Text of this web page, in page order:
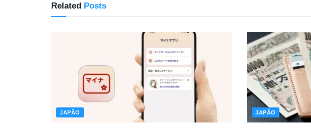
Related Posts
JAPÃO JAPÃO